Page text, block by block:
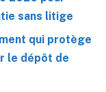
sans litige
qui protège
le dépôt de